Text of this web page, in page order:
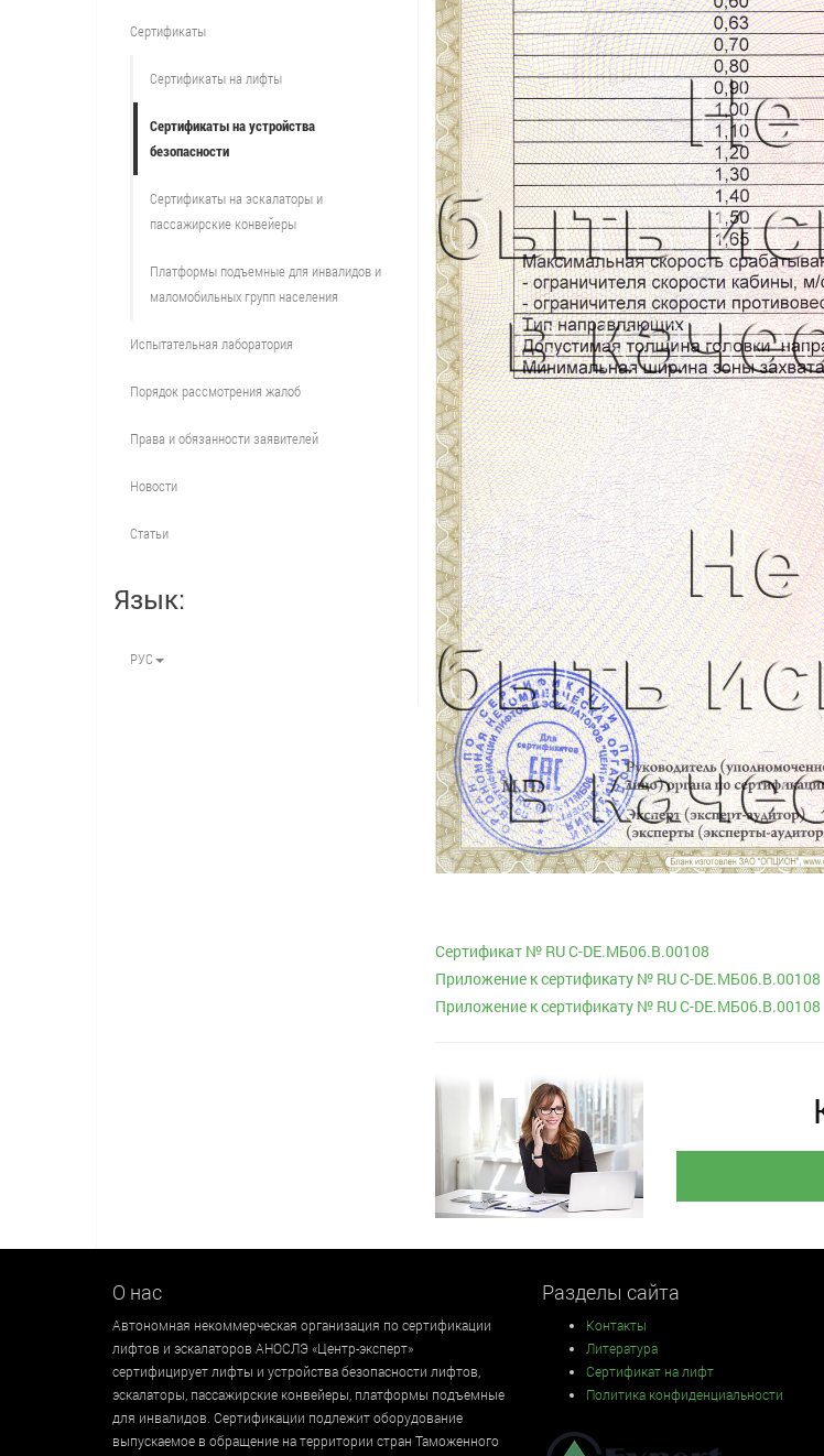
Сертификат № RU С-DE.МБ06.B.00108
Приложение к сертификату № RU С-DE.МБ06.B.00108
Приложение к сертификату № RU С-DE.МБ06.B.00108
Сертификаты
Сертификаты на лифты
Сертификаты на устройства
безопасности
Сертификаты на эскалаторы и
пассажирские конвейеры
Платформы подъемные для инвалидов и
маломобильных групп населения
Испытательная лаборатория
Порядок рассмотрения жалоб
Права и обязанности заявителей
Новости
Статьи
Язык:
РУС
О нас
Автономная некоммерческая организация по сертификации
лифтов и эскалаторов АНОСЛЭ «Центр-эксперт»
сертифицирует лифты и устройства безопасности лифтов,
эскалаторы, пассажирские конвейеры, платформы подъемные
для инвалидов. Сертификации подлежит оборудование
выпускаемое в обращение на территории стран Таможенного
Разделы сайта
Контакты
Литература
Сертификат на лифт
Политика конфиденциальности